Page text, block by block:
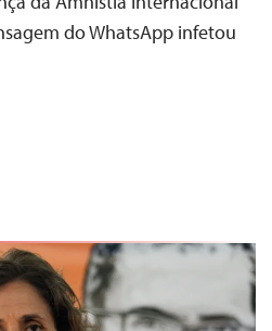
do WhatsApp infetou